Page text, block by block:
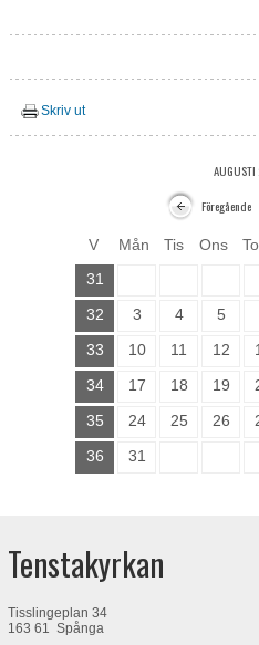
Skriv ut
Föregående
V Mån Tis Ons
31
32
3 4 5
33
10 11 12
34
17 18 19
35
24 25 26
36
31
Tenstakyrkan
Tisslingeplan 34
163 61 Spånga